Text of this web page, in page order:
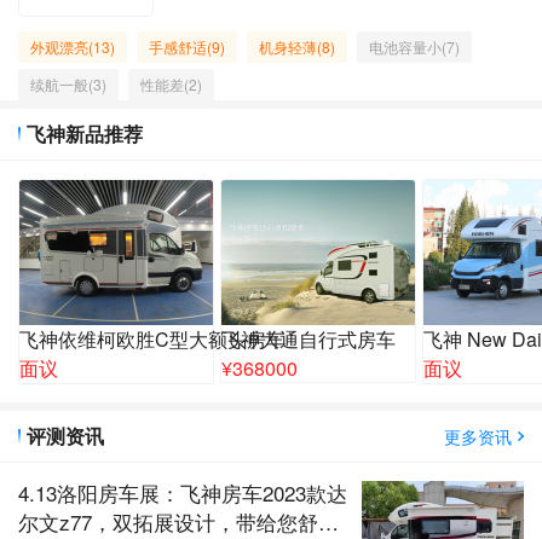
外观漂亮(13) 手感舒适(9) 机身轻薄(8)
电池容量小(7)
续航一般(3)
性能差(2)
飞神新品推荐
飞神依维柯欧胜C型大额头房车
面议
飞神大通自行式房车
¥368000
飞神 New
面议
更多资讯
评测资讯
4.13洛阳房车展：飞神房车2023款达
尔文z77，双拓展设计，带给您舒适